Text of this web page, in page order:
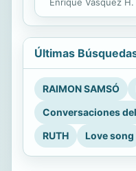
Últimas
RAIMON SAMSÓ
Conversaciones
RUTH
Love song